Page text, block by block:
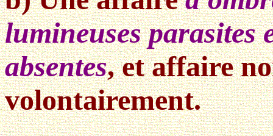
lumineuses parasites
absentes, et affaire
volontairement.